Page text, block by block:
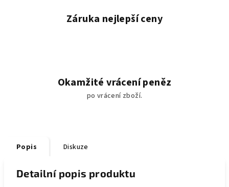
Záruka nejlepší ceny
Okamžité vrácení peněz
po vrácení zboží.
Popis Diskuze
Detailní popis produktu